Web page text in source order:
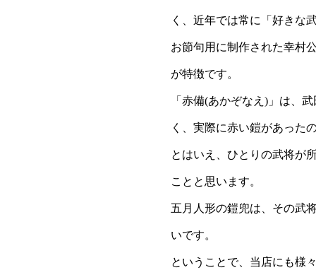
く、近年では常に「好きな
お節句用に制作された幸村
が特徴です。
「赤備(あかぞなえ)」は、
く、実際に赤い鎧があった
とはいえ、ひとりの武将が
ことと思います。
五月人形の鎧兜は、その武
いです。
ということで、当店にも様